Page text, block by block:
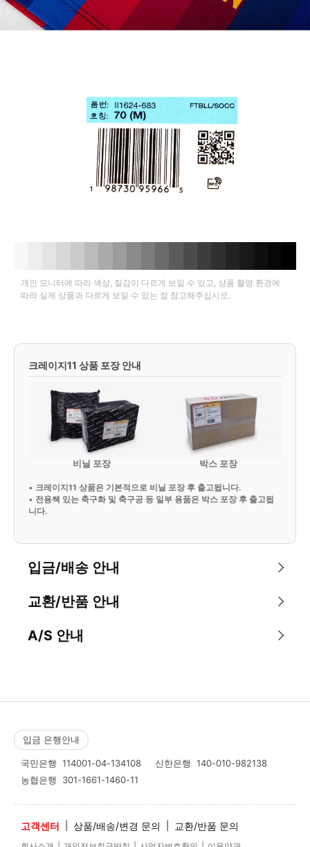
개인 모니터에 따라 색상, 질감이 다르게 보일 수 있고, 상품 촬영 환경에
따라 실제 상품과 다르게 보일 수 있는 점 참고해주십시오.
크레이지11 상품 포장 안내
비닐 포장 박스 포장
• 크레이지11 상품은 기본적으로 비닐 포장 후 출고됩니다.
• 전용쌕 있는 축구화 및 축구공 등 일부 용품은 박스 포장 후 출고됩
니다.
입금/배송 안내
교환/반품 안내
A/S 안내
입금 은행안내
국민은행 114001-04-134108 신한은행 140-010-982138
농협은행 301-1661-1460-11
고객센터 상품/배송/변경 문의 교환/반품 문의